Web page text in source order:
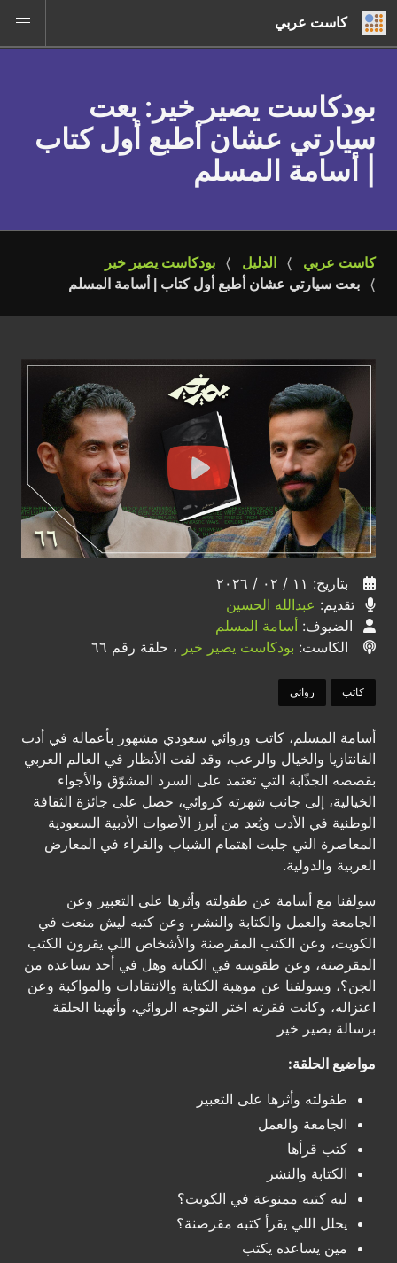
كاست عربي
بودكاست يصير خير : بعت
سيارتي عشان أطبع أول كتاب
| أسامة المسلم
كاست عربي الدليل
بودكاست يصير خير
بعت سيارتي عشان أطبع أول كتاب | أسامة المسلم
بتاريخ: ١١ / ٠٢ / ٢٠٢٦
تقديم: عبدالله الحسين
الضيوف: أسامة المسلم
الكاست: بودكاست يصير خير ، حلقة رقم ٦٦
كاتب روائي
أسامة المسلم، كاتب وروائي سعودي مشهور بأعماله في أدب
الفانتازيا والخيال والرعب، وقد لفت الأنظار في العالم العربي
بقصصه الجذّابة التي تعتمد على السرد المشوّق والأجواء
الخيالية، إلى جانب شهرته كروائي، حصل على جائزة الثقافة
الوطنية في الأدب ويُعد من أبرز الأصوات الأدبية السعودية
المعاصرة التي جلبت اهتمام الشباب والقراء في المعارض
العربية والدولية.
سولفنا مع أسامة عن طفولته وأثرها على التعبير وعن
الجامعة والعمل والكتابة والنشر، وعن كتبه ليش منعت في
الكويت، وعن الكتب المقرصنة والأشخاص اللي يقرون الكتب
المقرصنة، وعن طقوسه في الكتابة وهل في أحد يساعده من
الجن؟، وسولفنا عن موهبة الكتابة والانتقادات والمواكبة وعن
اعتزاله، وكانت فقرته اختر التوجه الروائي، وأنهينا الحلقة
برسالة يصير خير
مواضيع الحلقة:
طفولته وأثرها على التعبير
الجامعة والعمل
كتب قرأها
الكتابة والنشر
ليه كتبه ممنوعة في الكويت؟
يحلل اللي يقرأ كتبه مقرصنة؟
مين يساعده يكتب